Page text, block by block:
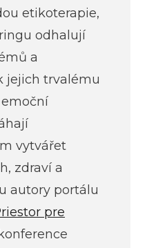
etikoterapie,
odhalují
a
jejich trvalému
emoční
vytvářet
zdraví a
autory portálu
pre